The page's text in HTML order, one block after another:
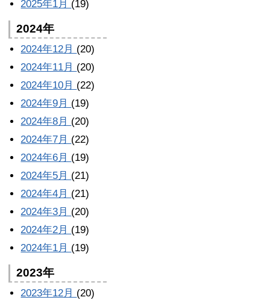
2025年1月 (19)
2024年
2024年12月 (20)
2024年11月 (20)
2024年10月 (22)
2024年9月 (19)
2024年8月 (20)
2024年7月 (22)
2024年6月 (19)
2024年5月 (21)
2024年4月 (21)
2024年3月 (20)
2024年2月 (19)
2024年1月 (19)
2023年
2023年12月 (20)